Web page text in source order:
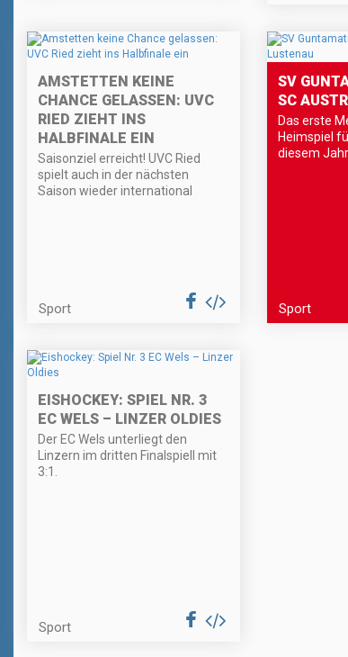
AMSTETTEN KEINE
CHANCE GELASSEN: UVC
RIED ZIEHT INS
HALBFINALE EIN
Saisonziel erreicht! UVC Ried
spielt auch in der nächsten
Saison wieder international
Sport
SV
SC
Das erste
Heimspiel
diesem Jahr.
Sport
EISHOCKEY: SPIEL NR. 3
EC WELS – LINZER OLDIES
Der EC Wels unterliegt den
Linzern im dritten Finalspiell mit
3:1.
Sport